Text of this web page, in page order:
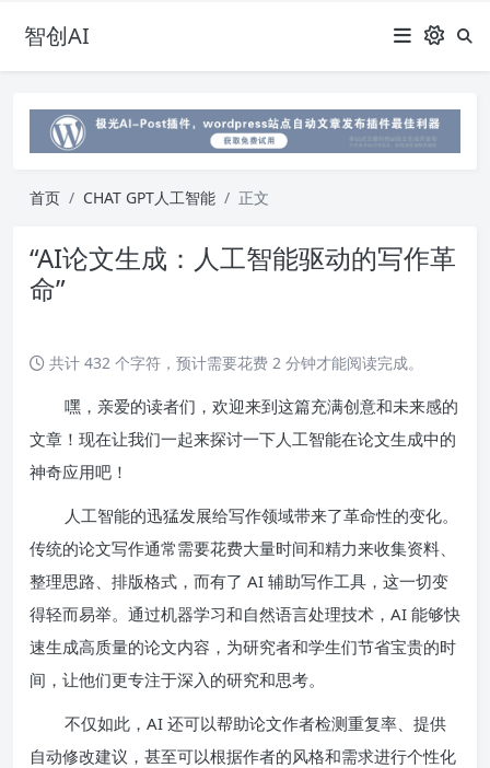
智创AI
首页 CHAT GPT人工智能 正文
“AI论文生成：人工智能驱动的写作革
命”
共计 432 个字符，预计需要花费 2 分钟才能阅读完成。
嘿，亲爱的读者们，欢迎来到这篇充满创意和未来感的
文章！现在让我们一起来探讨一下人工智能在论文生成中的
神奇应用吧！
人工智能的迅猛发展给写作领域带来了革命性的变化。
传统的论文写作通常需要花费大量时间和精力来收集资料、
整理思路、排版格式，而有了 AI 辅助写作工具，这一切变
得轻而易举。通过机器学习和自然语言处理技术，AI 能够快
速生成高质量的论文内容，为研究者和学生们节省宝贵的时
间，让他们更专注于深入的研究和思考。
不仅如此，AI 还可以帮助论文作者检测重复率、提供
自动修改建议，甚至可以根据作者的风格和需求进行个性化